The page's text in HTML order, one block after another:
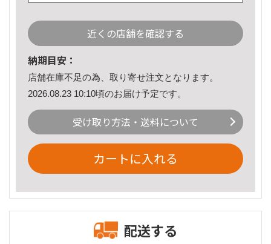
近くの店舗を確認する
納期目安：
店舗在庫不足の為、取り寄せ注文となります。
2026.08.23 10:10頃のお届け予定です。
受け取り方法・送料について
カートに入れる
配送する